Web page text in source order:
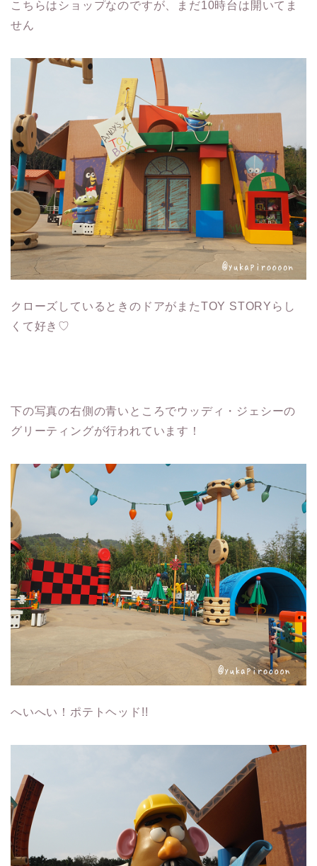
こちらはショップなのですが、まだ10時台は開いてま
せん
クローズしているときのドアがまたTOY STORYらし
くて好き♡
下の写真の右側の青いところでウッディ・ジェシーの
グリーティングが行われています！
へいへい！ポテトヘッド!!